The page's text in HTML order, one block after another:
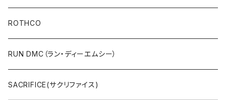
キャップ
ニットキャップ / ビーニー
ベルト / サスペンダー
ニットキャップ / ビーニー
キャップ
マフラー / ストール
シューズ
ニット
ROTHCO
RUN DMC（ラン・ディーエムシー）
SACRIFICE(サクリファイス)